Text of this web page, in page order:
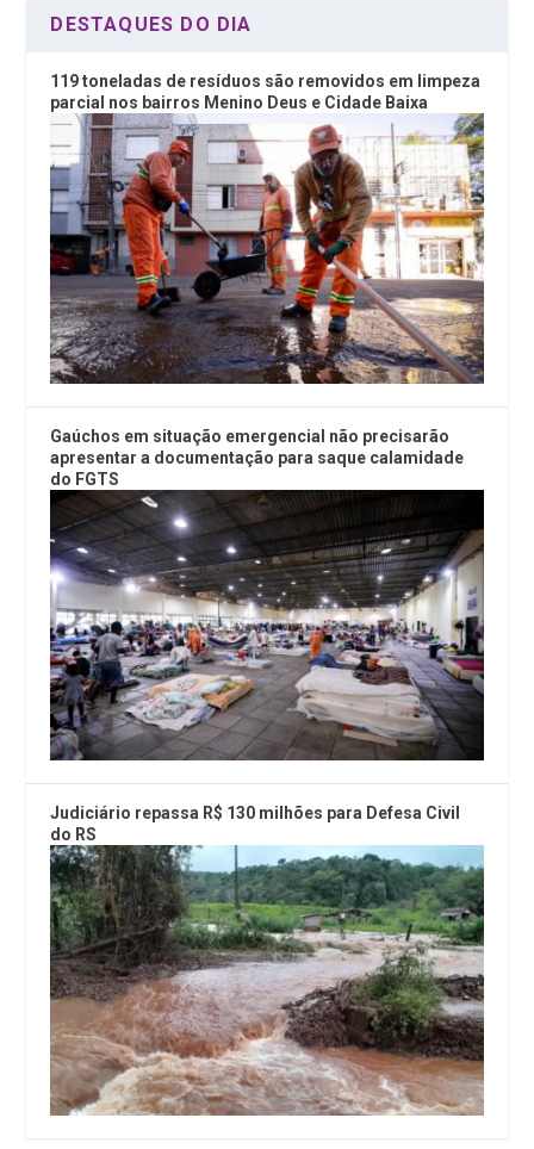
DESTAQUES DO DIA
119 toneladas de resíduos são removidos em limpeza
parcial nos bairros Menino Deus e Cidade Baixa
Gaúchos em situação emergencial não precisarão
apresentar a documentação para saque calamidade
do FGTS
Judiciário repassa R$ 130 milhões para Defesa Civil
do RS